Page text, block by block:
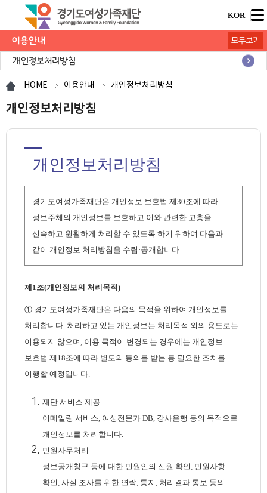
KOR
이용안내
개인정보처리방침
이메일무단수집거부
공공누리저작권
모두보기
HOME 이용안내 개인정보처리방침
개인정보처리방침
개인정보처리방침
경기도여성가족재단은 개인정보 보호법 제30조에 따라
정보주체의 개인정보를 보호하고 이와 관련한 고충을
신속하고 원활하게 처리할 수 있도록 하기 위하여 다음과
같이 개인정보 처리방침을 수립·공개합니다.
제1조(개인정보의 처리목적)
① 경기도여성가족재단은 다음의 목적을 위하여 개인정보를
처리합니다. 처리하고 있는 개인정보는 처리목적 외의 용도로는
이용되지 않으며, 이용 목적이 변경되는 경우에는 개인정보
보호법 제18조에 따라 별도의 동의를 받는 등 필요한 조치를
이행할 예정입니다.
재단 서비스 제공
이메일링 서비스, 여성전문가 DB, 강사은행 등의 목적으로
개인정보를 처리합니다.
민원사무처리
정보공개청구 등에 대한 민원인의 신원 확인, 민원사항
확인, 사실 조사를 위한 연락, 통지, 처리결과 통보 등의